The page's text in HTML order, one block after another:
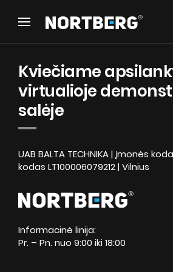
Wróć
Naujienos
Erdviniai gartraukiai
Sieniniai gartraukiai
Įmontuojami gartraukiai
Retro gartraukiai
Cilindro formos gartraukiai
Kamino tipo gartraukiai
Teleskopiniai gartraukiai
Integruoti gartraukiai
Priedai gartraukiams
Spalvų pavyzdžiai
Wróć
Patarimai
Instrukcijos
Kviečiame
virtualioje
salėje
UAB BALTA TECHNIKA | Įmonės
kodas LT100006079212 | Vilnius
Informacinė linija:
Pr. – Pn. nuo 9:00 iki 18:00